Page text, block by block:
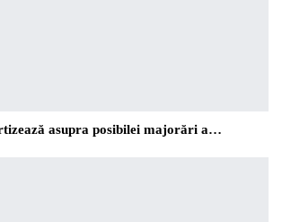
asupra posibilei majorări a…